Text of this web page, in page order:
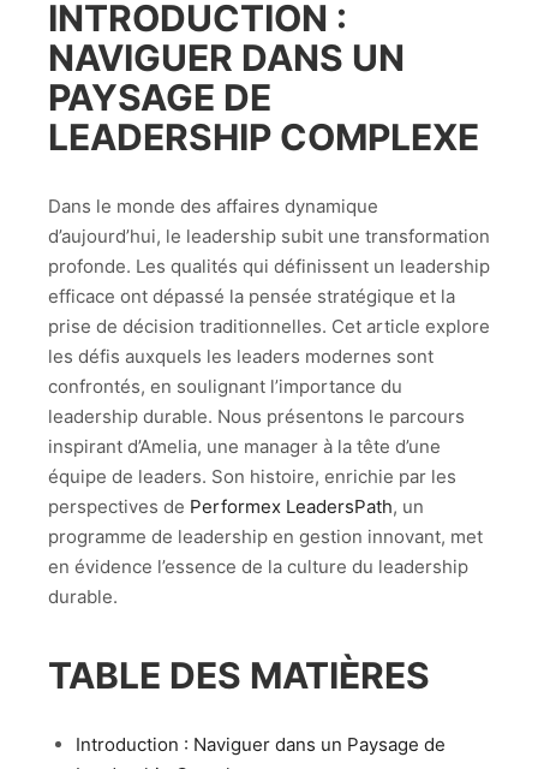
INTRODUCTION :
NAVIGUER DANS UN
PAYSAGE DE
LEADERSHIP COMPLEXE
Dans le monde des affaires dynamique
d’aujourd’hui, le leadership subit une transformation
profonde. Les qualités qui définissent un leadership
efficace ont dépassé la pensée stratégique et la
prise de décision traditionnelles. Cet article explore
les défis auxquels les leaders modernes sont
confrontés, en soulignant l’importance du
leadership durable. Nous présentons le parcours
inspirant d’Amelia, une manager à la tête d’une
équipe de leaders. Son histoire, enrichie par les
perspectives de Performex LeadersPath, un
programme de leadership en gestion innovant, met
en évidence l’essence de la culture du leadership
durable.
TABLE DES MATIÈRES
Introduction : Naviguer dans un Paysage de